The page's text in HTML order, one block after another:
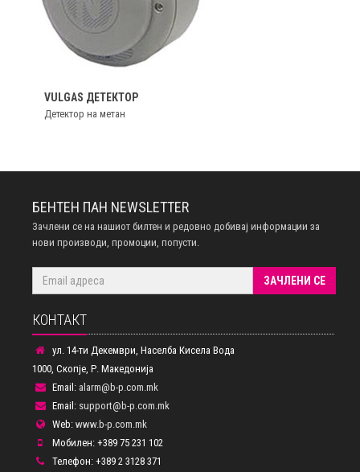
VULGAS ДЕТЕКТОР
Детектор на метан
БЕНТЕН ПАН NEWSLETTER
Зачлени се на нашиот билтен и редовно добивај информации за
нови производи, промоции, попусти.
ЗАЧЛЕНИ СЕ
КОНТАКТ
ул. 14-ти Декември, Населба Кисела Вода
1000, Скопје, Р. Македонија
Email: alarm@b-p.com.mk
Email: support@b-p.com.mk
Web: www.b-p.com.mk
Мобилен: +389 75 231 102
Телефон: +389 2 3128 371